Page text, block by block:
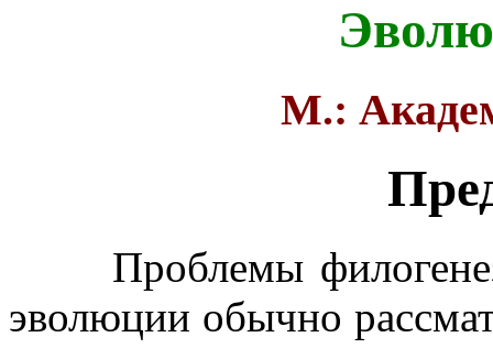
М.:
Проблемы
эволюции обычно